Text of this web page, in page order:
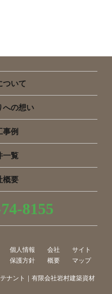
ついて
への想い
事例
一覧
概要
8155
個人情報
保護方針
会社
概要
サイト
マップ
ナント｜有限会社岩村建築資材